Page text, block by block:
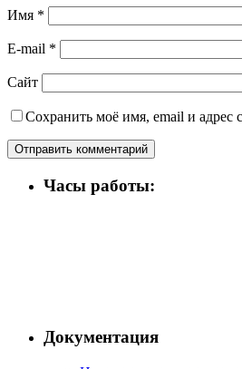
Имя *
E-mail *
Сайт
Сохранить моё имя, email и адрес
Часы работы:
Документация